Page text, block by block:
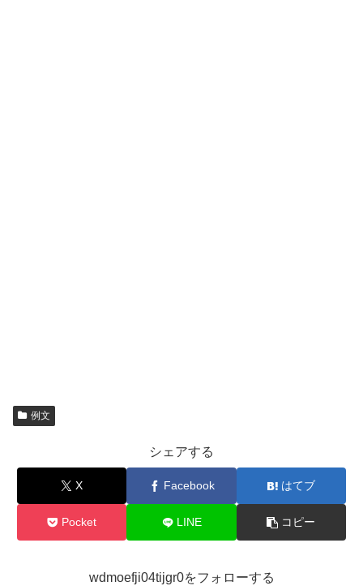
例文
シェアする
X Facebook はてブ
Pocket LINE コピー
wdmoefji04tijgr0をフォローする